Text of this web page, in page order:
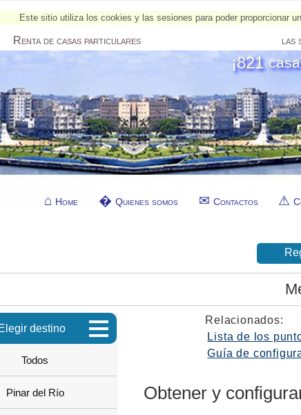
Este sitio utiliza los cookies y las sesiones para poder proporcionar
Rentade casas particulares las
¡821
Home Quienes somos Contactos
Elegir destino
Todos
Pinar del Río
Relacionados:
Lista de los
Guía de
Obtener y